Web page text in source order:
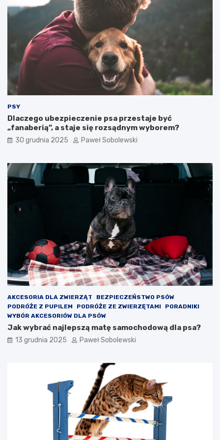
w
o
g
t
a
y
b
ć
PSY
Dlaczego ubezpieczenie psa przestaje być
„fanaberią”, a staje się rozsądnym wyborem?
30 grudnia 2025 Paweł Sobolewski
AKCESORIA DLA ZWIERZĄT
BEZPIECZEŃSTWO PSÓW
PODRÓŻE Z PUPILEM
PODRÓŻE ZE ZWIERZĘTAMI
PORADNIKI
WYBÓR AKCESORIÓW DLA PSÓW
Jak wybrać najlepszą matę samochodową dla psa?
13 grudnia 2025 Paweł Sobolewski